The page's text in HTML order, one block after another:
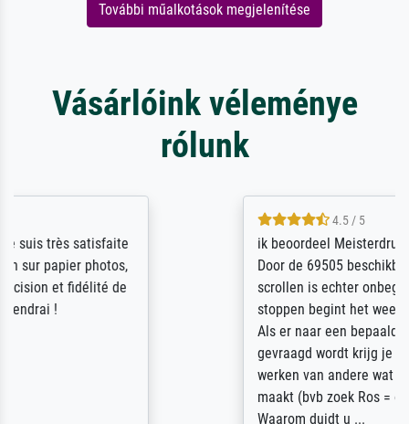
További műalkotások megjelenítése
Vásárlóink véleménye
rólunk
ik beoordeel Meisterdrucke zeer positief.
Door de 69505 beschikbare kunstenaars
scrollen is echter onbegonnen werk (na
stoppen begint het weer van voor af aan).
Als er naar een bepaalde kunstenaar
gevraagd wordt krijg je ook een aantal
werken van andere wat het onoverzichtelijk
maakt (bvb zoek Ros = ook Rops, Rose etc).